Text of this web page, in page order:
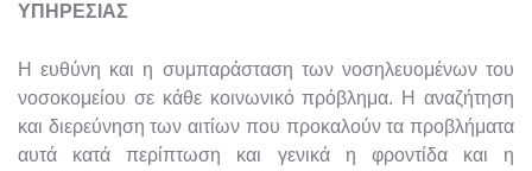
ΥΠΗΡΕΣΙΑΣ
Η ευθύνη και η συμπαράσταση των νοσηλευομένων του
νοσοκομείου σε κάθε κοινωνικό πρόβλημα. Η αναζήτηση
και διερεύνηση των αιτίων που προκαλούν τα προβλήματα
αυτά κατά περίπτωση και γενικά η φροντίδα και η